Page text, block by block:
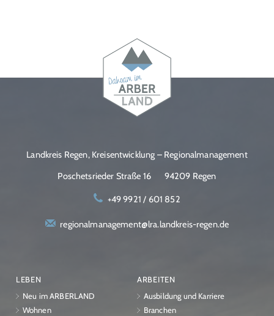
Landkreis Regen, Kreisentwicklung – Regionalmanagement
Poschetsrieder Straße 16
94209 Regen
+49 9921 / 601 852
regionalmanagement@lra.landkreis-regen.de
LEBEN
Neu im ARBERLAND
Wohnen
ARBEITEN
Ausbildung und Karriere
Branchen